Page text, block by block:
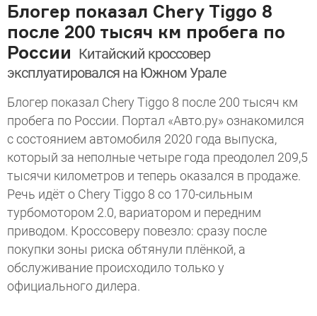
Блогер показал Chery Tiggo 8
после 200 тысяч км пробега по
России Китайский кроссовер
эксплуатировался на Южном Урале
Блогер показал Chery Tiggo 8 после 200 тысяч км
пробега по России. Портал «Авто.ру» ознакомился
с состоянием автомобиля 2020 года выпуска,
который за неполные четыре года преодолел 209,5
тысячи километров и теперь оказался в продаже.
Речь идёт о Chery Tiggo 8 со 170-сильным
турбомотором 2.0, вариатором и передним
приводом. Кроссоверу повезло: сразу после
покупки зоны риска обтянули плёнкой, а
обслуживание происходило только у
официального дилера.